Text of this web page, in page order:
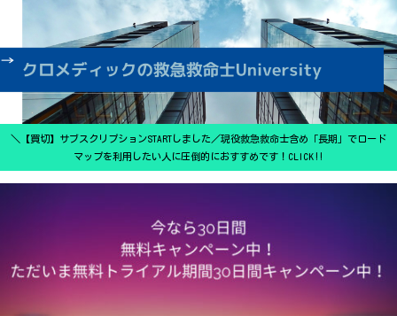
＼【買切】サブスクリプションSTARTしました／現役救急救命士含め「長期」でロード
マップを利用したい人に圧倒的におすすめです！CLICK‼